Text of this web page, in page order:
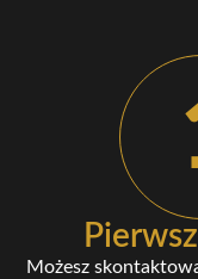
Możesz